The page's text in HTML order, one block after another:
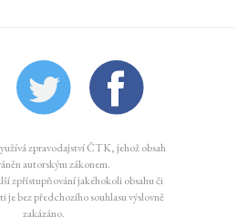
zpravodajství ČTK, jehož obsah
autorským zákonem.
zpřístupňování jakéhokoli obsahu či
je bez předchozího souhlasu výslovně
zakázáno.